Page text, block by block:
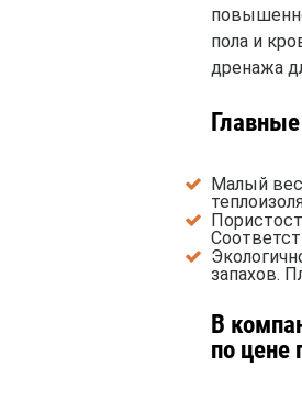
пола и
дренажа
Малый
запахов.
В
по цене